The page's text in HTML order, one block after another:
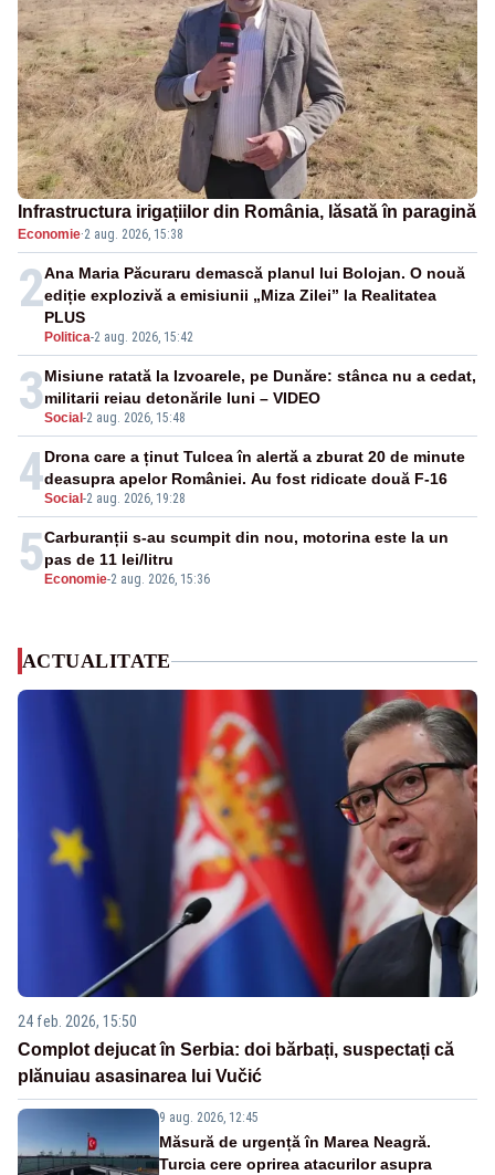
Infrastructura irigațiilor din România, lăsată în paragină
Economie·2 aug. 2026, 15:38
2
Politica-2 aug. 2026, 15:42
Ana Maria Păcuraru demască planul lui Bolojan. O nouă
ediție explozivă a emisiunii „Miza Zilei” la Realitatea
PLUS
3Social -2 aug. 2026, 15:48
Misiune ratată la Izvoarele, pe Dunăre: stânca nu a cedat,
militarii reiau detonările luni – VIDEO
4Social -2 aug. 2026, 19:28
Drona care a ținut Tulcea în alertă a zburat 20 de minute
deasupra apelor României. Au fost ridicate două F-16
5 Economie-2 aug. 2026, 15:36
Carburanții s-au scumpit din nou, motorina este la un
pas de 11 lei/litru
ACTUALITATE
24 feb. 2026, 15:50
Complot dejucat în Serbia: doi bărbați, suspectați că
plănuiau asasinarea lui Vučić
9 aug. 2026, 12:45
Măsură de urgență în Marea Neagră.
Turcia cere oprirea atacurilor asupra